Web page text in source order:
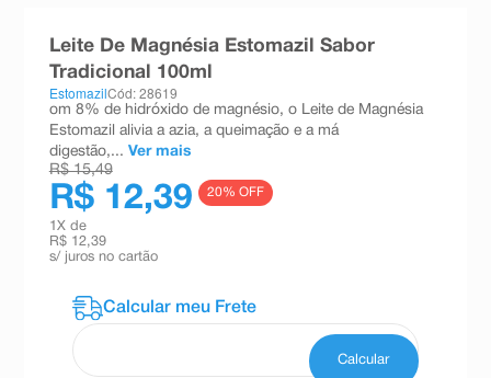
Leite De Magnésia Estomazil Sabor
Tradicional 100ml
EstomazilCód: 28619
om 8% de hidróxido de magnésio, o Leite de Magnésia
Estomazil alivia a azia, a queimação e a má
digestão,... Ver mais
R$ 15,49
R$ 12,39 20% OFF
1 X de
R$ 12,39
s/ juros no cartão
absorvente
ºshampoo